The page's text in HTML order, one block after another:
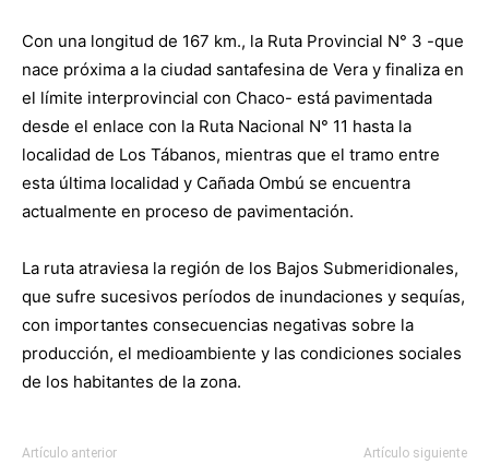
Con una longitud de 167 km., la Ruta Provincial N° 3 -que
nace próxima a la ciudad santafesina de Vera y finaliza en
el límite interprovincial con Chaco- está pavimentada
desde el enlace con la Ruta Nacional N° 11 hasta la
localidad de Los Tábanos, mientras que el tramo entre
esta última localidad y Cañada Ombú se encuentra
actualmente en proceso de pavimentación.
La ruta atraviesa la región de los Bajos Submeridionales,
que sufre sucesivos períodos de inundaciones y sequías,
con importantes consecuencias negativas sobre la
producción, el medioambiente y las condiciones sociales
de los habitantes de la zona.
Artículo anterior Artículo siguiente